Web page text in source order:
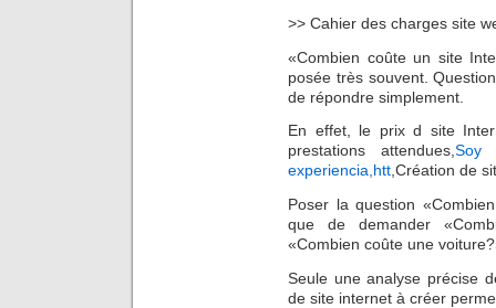
>> Cahier des charges site
«Combien coûte un site
posée très souvent.
de répondre simplement.
En effet, le prix d site
prestations attendues,Soy
experiencia,htt,Création de
Poser la question
que de demander
«Combien coûte une
Seule une analyse précise
de site internet à créer